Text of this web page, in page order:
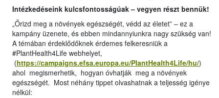
Intézkedéseink kulcsfontosságúak – vegyen részt bennük!
„Őrizd meg a növények egészségét, védd az életet” – ez a
kampány üzenete, és ebben mindannyiunkra nagy szükség van!
A témában érdeklődőknek érdemes felkeresniük a
#PlantHealth4Life webhelyet,
(https://campaigns.efsa.europa.eu/PlantHealth4Life/hu/)
ahol megismerhetik, hogyan óvhatják meg a növények
egészségét. Most néhány tippet olvashatnak a teljesség igénye
nélkül: